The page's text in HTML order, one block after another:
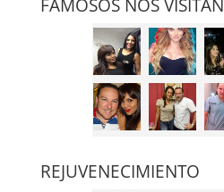
FAMOSOS NOS VISITAN
REJUVENECIMIENTO